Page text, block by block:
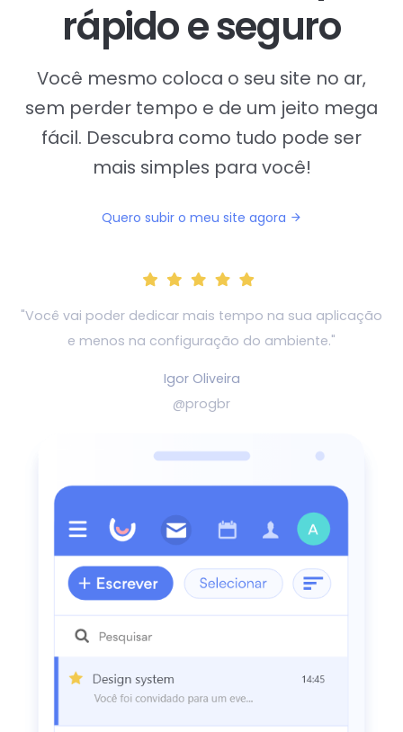
rápido e seguro
Você mesmo coloca o seu site no ar,
sem perder tempo e de um jeito mega
fácil. Descubra como tudo pode ser
mais simples para você!
Quero subir o meu site agora
"Você vai poder dedicar mais tempo na sua aplicação
e menos na configuração do ambiente."
Igor Oliveira
@progbr